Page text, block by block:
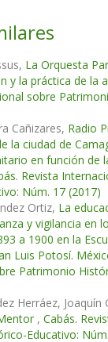
La Orquesta
y la práctica de la
sobre
Cañizares, Radio
la ciudad de
en función de
Revista
Núm. 17 (2017)
Ortiz, La
y vigilancia en
a 1900 en la
Luis Potosí.
Patrimonio
Herráez, Joaquín
, Cabás.
Educativo: